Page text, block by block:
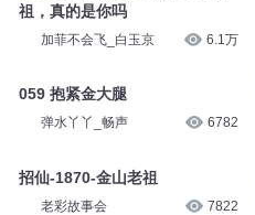
祖，真的是你吗
加菲不会飞_白玉京 6.1万
059 抱紧金大腿
弹水丫丫_畅声 6782
招仙-1870-金山老祖
老彩故事会 7822